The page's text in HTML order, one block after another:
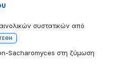
συστατικών από
Sacharomyces στη ζύμωση